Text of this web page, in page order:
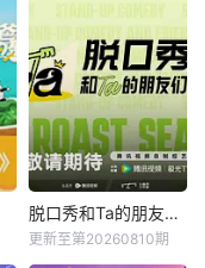
脱口秀和Ta的朋友们第三季
更新至第20260810期